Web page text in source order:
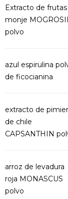
Extracto de frutas
monje
polvo
azul espirulina
de ficocianina
extracto de
de chile
CAPSANTHIN
arroz de levadura
roja MONASCUS
polvo